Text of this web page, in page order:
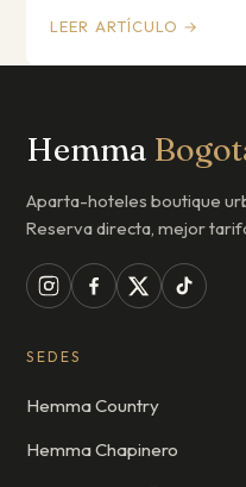
LEER ARTÍCULO →
Hemma
Aparta-hoteles boutique
Reserva directa, mejor
SEDES
Hemma Country
Hemma Chapinero